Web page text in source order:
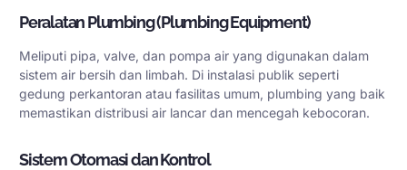
Peralatan Plumbing (Plumbing Equipment)
Meliputi pipa, valve, dan pompa air yang digunakan dalam
sistem air bersih dan limbah. Di instalasi publik seperti
gedung perkantoran atau fasilitas umum, plumbing yang baik
memastikan distribusi air lancar dan mencegah kebocoran.
Sistem Otomasi dan Kontrol